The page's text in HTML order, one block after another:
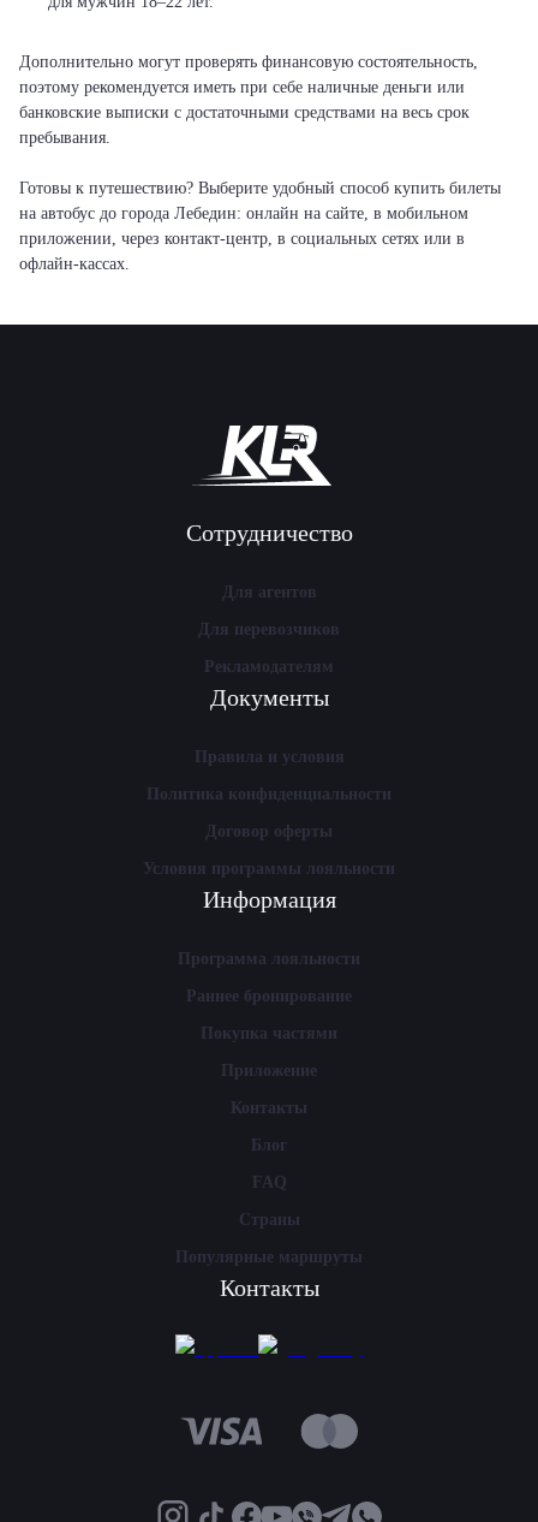
Дополнительно могут проверять финансовую состоятельность,
поэтому рекомендуется иметь при себе наличные деньги или
банковские выписки с достаточными средствами на весь срок
пребывания.
Готовы к путешествию? Выберите удобный способ купить билеты
на автобус до города Лебедин: онлайн на сайте, в мобильном
приложении, через контакт-центр, в социальных сетях или в
офлайн-кассах.
Сотрудничество
Для агентов
Для перевозчиков
Рекламодателям
Документы
Правила и условия
Политика конфиденциальности
Договор оферты
Условия программы лояльности
Информация
Программа лояльности
Раннее бронирование
Покупка частями
Приложение
Контакты
Блог
FAQ
Страны
Популярные маршруты
Контакты